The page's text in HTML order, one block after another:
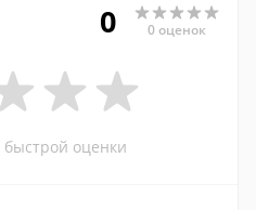
0 0 оценок
оценки